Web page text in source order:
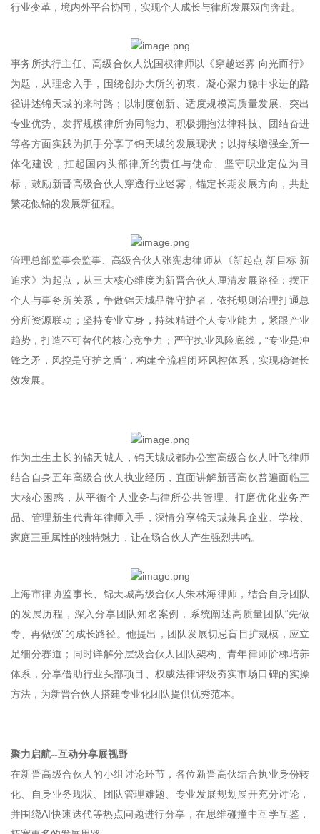
行业变革，境内外平台协同，实现个人成长与律所发展双向奔赴。
事务所执行主任、高级合伙人沈国权律师以《穿越迷雾 向光而行》
为题，从理念入手，围绕创办大所的初衷、凝心聚力稳中求进的路
径讲述锦天城的来时路；以制度创新、适度规模高质量发展、突出
专业优势、发挥规模律所协同能力、积极拥抱法律科技、团结奋进
等各方面实践为抓手分享了锦天城的发展现状；以持续增强全所一
体化建设，扛起国内头部律所的责任与使命、坚守职业定位为目
标，鼓励新晋高级合伙人穿透行业迷雾，锚定长期发展方向，共赴
繁花似锦的发展新征程。
管理总部监事会监事、高级合伙人张宪忠律师从《新起点 新目标 新
追求》为起点，从三大核心维度为新晋合伙人厘清发展路径：摆正
个人与事务所关系，争做锦天城品牌守护者，依托规则治理打通总
分所资源联动；坚持专业立身，持续精进个人专业能力，紧跟产业
趋势，打造不可替代的核心竞争力；严守执业风险底线，“专业是冲
锋之矛，风控是守护之盾”，构建全流程闭环风控体系，实现稳健长
效发展。
作为土生土长的锦天城人，锦天城成都办公室高级合伙人叶飞律师
结合自身五年高级合伙人执业经历，直面讲解新晋高伙普遍面临三
大核心困惑，从平衡个人业务与律所公共管理、打磨优化业务产
品、管理新生代青年律师入手，深情分享锦天城兼具企业、学校、
家庭三重属性的独特魅力，让在场合伙人产生强烈共鸣。
上海市律协监事长、锦天城高级合伙人朱林海律师，结合自身团队
的发展历程，深入分享团队知名案例，系统阐述高质量团队“先做
专、再做强”的成长路径。他提出，团队发展切忌盲目扩规模，应立
足细分赛道；同时详解分层级合伙人团队架构、青年律师阶梯培养
体系，分享借助行业头部项目、权威法律评级夯实市场口碑的实操
方法，为新晋合伙人搭建专业化团队提供优秀范本。
聚力启航--互动分享展视野
在新晋高级合伙人的小组讨论环节，各位新晋高伙结合执业身份转
化、自身业务现状、团队管理难题、专业发展规划展开充分讨论，
并围绕AI快速迭代等热点问题进行分享，在思维碰撞中互学互鉴，